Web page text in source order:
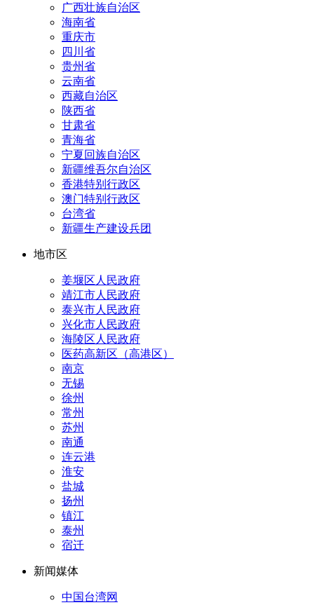
广西壮族自治区
海南省
重庆市
四川省
贵州省
云南省
西藏自治区
陕西省
甘肃省
青海省
宁夏回族自治区
新疆维吾尔自治区
香港特别行政区
澳门特别行政区
台湾省
新疆生产建设兵团
地市区
姜堰区人民政府
靖江市人民政府
泰兴市人民政府
兴化市人民政府
海陵区人民政府
医药高新区（高港区）
南京
无锡
徐州
常州
苏州
南通
连云港
淮安
盐城
扬州
镇江
泰州
宿迁
新闻媒体
中国台湾网